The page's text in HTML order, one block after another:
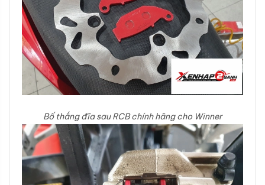
Bố thắng đĩa sau RCB chính hãng cho Winner